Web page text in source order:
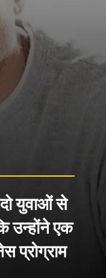
दो युवाओं से
उन्होंने एक
प्रोग्राम